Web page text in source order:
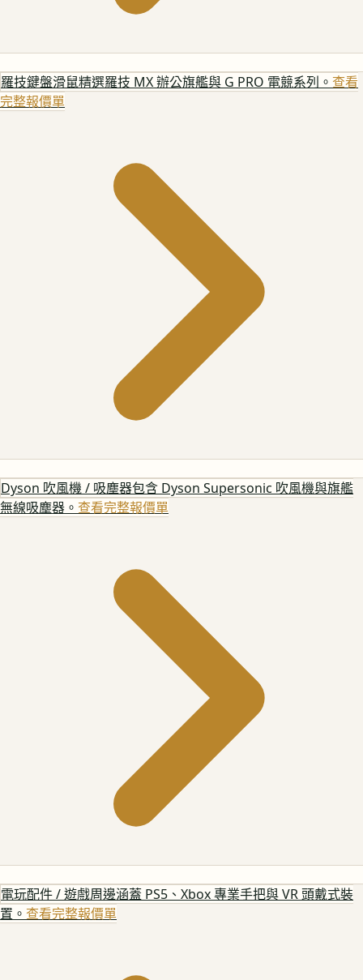
羅技鍵盤滑鼠精選羅技 MX 辦公旗艦與 G PRO 電競系列。 查看
完整報價單
Dyson 吹風機 / 吸塵器包含 Dyson Supersonic 吹風機與旗艦
無線吸塵器。 查看完整報價單
電玩配件 / 遊戲周邊涵蓋 PS5、Xbox 專業手把與 VR 頭戴式裝
置。 查看完整報價單